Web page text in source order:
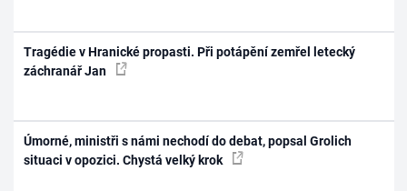
Tragédie v Hranické propasti. Při potápění zemřel letecký
záchranář Jan
Úmorné, ministři s námi nechodí do debat, popsal Grolich
situaci v opozici. Chystá velký krok